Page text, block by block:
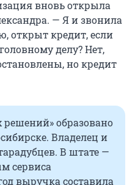
вновь открыла
— Я и звонила
открыт кредит, если
делу? Нет,
но кредит
образовано
Владелец и
В штате —
сервиса
выручка составила